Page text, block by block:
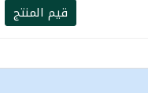
قيم المنتج